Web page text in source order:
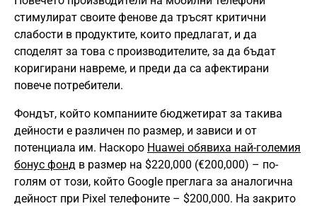
стимулират своите фенове да тръсят критични
слабости в продуктите, които предлагат, и да
споделят за това с производителите, за да бъдат
коригирани навреме, и преди да са афектирани
повече потребители.
Фондът, който компаниите бюджетират за такива
дейности е различен по размер, и зависи и от
потенциала им. Наскоро Huawei обявиха най-големия
бонус фонд в размер на $220,000 (€200,000) – по-
голям от този, който Google преглага за аналогична
дейност при Pixel телефоните – $200,000. На закрито